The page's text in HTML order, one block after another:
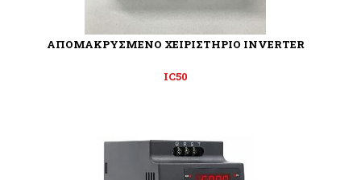
ΑΠΟΜΑΚΡΥΣΜΕΝΟ ΧΕΙΡΙΣΤΗΡΙΟ INVERTER
IC50